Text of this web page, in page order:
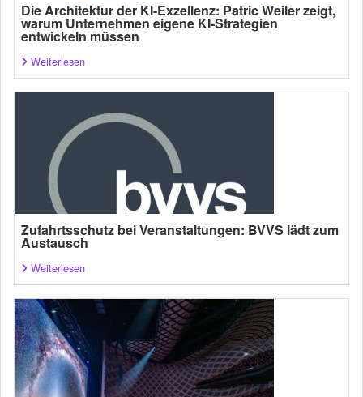
Die Architektur der KI-Exzellenz: Patric Weiler zeigt,
warum Unternehmen eigene KI-Strategien
entwickeln müssen
Weiterlesen
Zufahrtsschutz bei Veranstaltungen: BVVS lädt zum
Austausch
Weiterlesen